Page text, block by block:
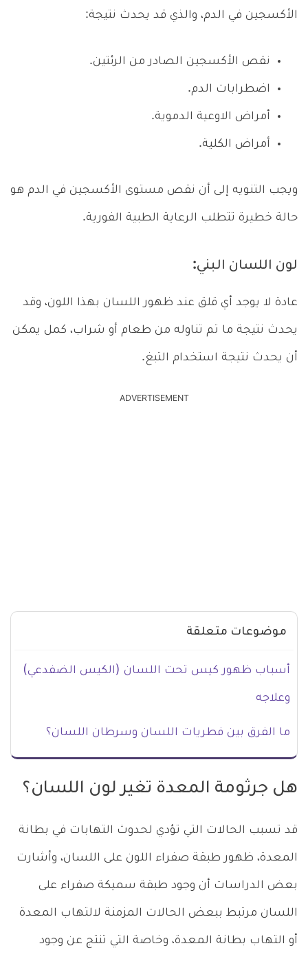
الأكسجين في الدم، والذي قد يحدث نتيجة:
نقص الأكسجين الصادر من الرئتين.
اضطرابات الدم.
أمراض الاوعية الدموية.
أمراض الكلية.
ويجب التنويه إلى أن نقص مستوى الأكسجين في الدم هو
حالة خطيرة تتطلب الرعاية الطبية الفورية.
لون اللسان البني:
عادة لا يوجد أي قلق عند ظهور اللسان بهذا اللون، وقد
يحدث نتيجة ما تم تناوله من طعام أو شراب، كمل يمكن
أن يحدث نتيجة استخدام التبغ.
ADVERTISEMENT
موضوعات متعلقة
أسباب ظهور كيس تحت اللسان (الكيس الضفدعي)
وعلاجه
ما الفرق بين فطريات اللسان وسرطان اللسان؟
هل جرثومة المعدة تغير لون اللسان؟
قد تسبب الحالات التي تؤدي لحدوث التهابات في بطانة
المعدة، ظهور طبقة صفراء اللون على اللسان، وأشارت
بعض الدراسات أن وجود طبقة سميكة صفراء على
اللسان مرتبط ببعض الحالات المزمنة لالتهاب المعدة
أو التهاب بطانة المعدة، وخاصة التي تنتج عن وجود